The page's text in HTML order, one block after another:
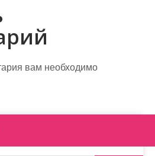
вам необходимо